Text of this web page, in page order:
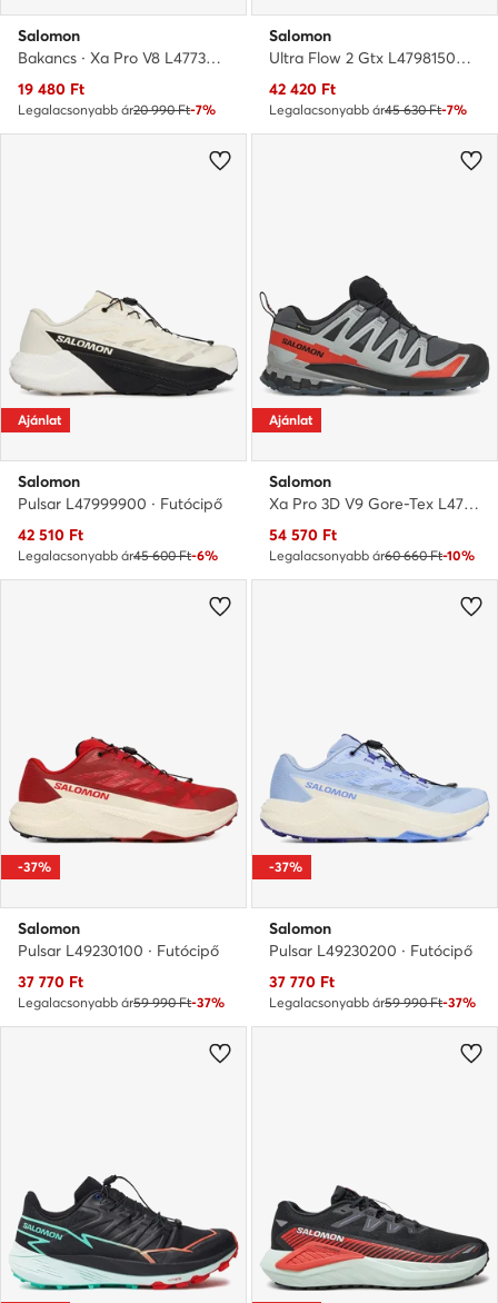
Salomon
Bakancs · Xa Pro V8 L47730000 · Fekete
Aktuális ár
19 480 Ft
Legalacsonyabb ár20 990 Ft-7%
Salomon
Ultra Flow 2 Gtx L47981500 · Futócipő
Aktuális ár
42 420 Ft
Legalacsonyabb ár45 630 Ft-7%
Ajánlat
Salomon
Pulsar L47999900 · Futócipő
Aktuális ár
42 510 Ft
Legalacsonyabb ár45 600 Ft-6%
Ajánlat
Salomon
Xa Pro 3D V9 Gore-Tex L47817500 · Bakancs
Aktuális ár
54 570 Ft
Legalacsonyabb ár60 660 Ft-10%
-37%
Salomon
Pulsar L49230100 · Futócipő
Aktuális ár
37 770 Ft
Legalacsonyabb ár59 990 Ft-37%
-37%
Salomon
Pulsar L49230200 · Futócipő
Aktuális ár
37 770 Ft
Legalacsonyabb ár59 990 Ft-37%